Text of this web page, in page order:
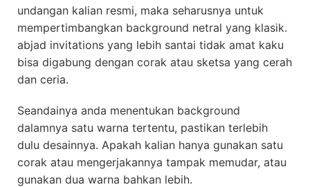
undangan kalian resmi, maka seharusnya untuk
mempertimbangkan background netral yang klasik.
abjad invitations yang lebih santai tidak amat kaku
bisa digabung dengan corak atau sketsa yang cerah
dan ceria.
Seandainya anda menentukan background
dalamnya satu warna tertentu, pastikan terlebih
dulu desainnya. Apakah kalian hanya gunakan satu
corak atau mengerjakannya tampak memudar, atau
gunakan dua warna bahkan lebih.